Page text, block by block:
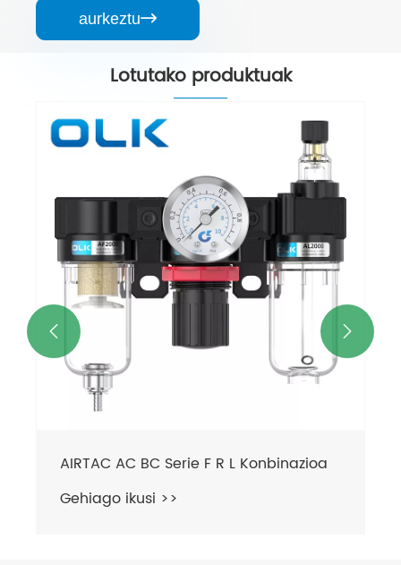
aurkeztu
Lotutako produktuak
AIRTAC AC BC Serie F R L Konbinazioa
Gehiago ikusi >>
 